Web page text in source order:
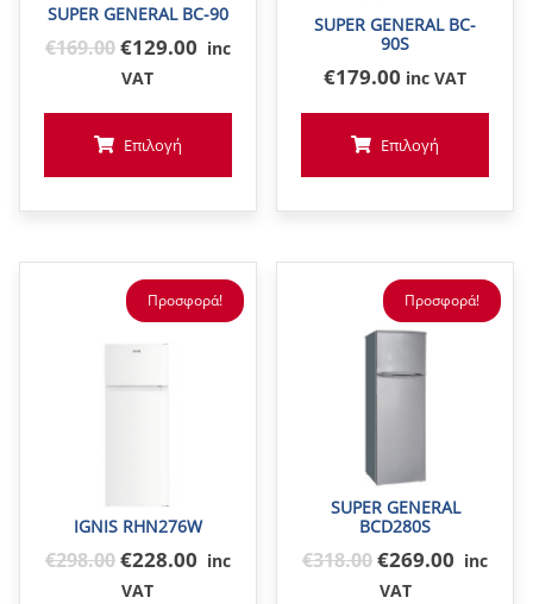
SUPER GENERAL BC-90
€169.00Original
price
€169
€129.00 inc
VAT
Επιλογή
SUPER GENERAL BC-
90S
€179.00 inc VAT
Επιλογή
Προσφορά!
IGNIS RHN276W
€298.00Original
price
€228.00 inc
VAT
Προσφορά!
SUPER GENERAL
BCD280S
€318.00Original
price
€269.00 inc
VAT